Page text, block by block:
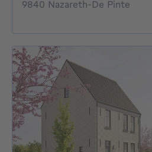
9840 Nazareth-De Pinte